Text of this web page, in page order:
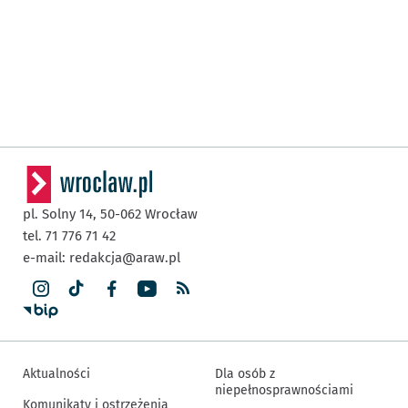
pl. Solny 14, 50-062 Wrocław
tel. 71 776 71 42
e-mail: redakcja@araw.pl
Aktualności
Komunikaty i ostrzeżenia
Dla osób z
niepełnosprawnościami